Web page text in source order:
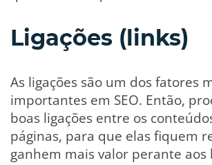
Ligações (links)
As ligações são um dos fatores
importantes em SEO. Então,
boas ligações entre os
páginas, para que elas fiquem
ganhem mais valor perante aos